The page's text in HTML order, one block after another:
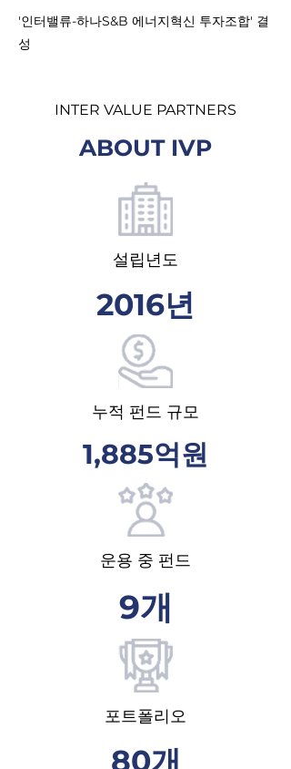
'인터밸류-하나S&B 에너지혁신 투자조합' 결
성
INTER VALUE PARTNERS
ABOUT IVP
설립년도
2016년
누적 펀드 규모
1,885억원
운용 중 펀드
9개
포트폴리오
80개